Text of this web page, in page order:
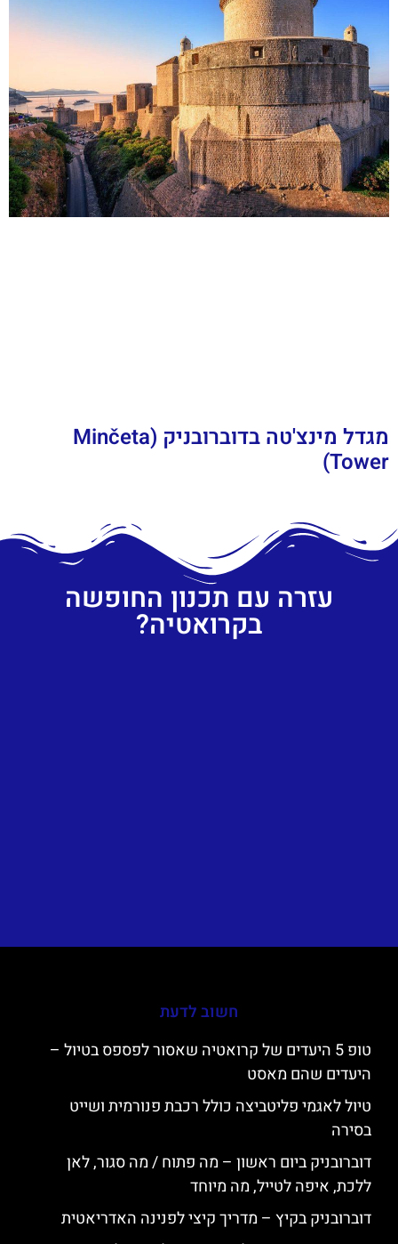
מגדל מינצ'טה בדוברובניק (Minčeta
Tower)
עזרה עם תכנון החופשה
בקרואטיה?
חשוב לדעת
טופ 5 היעדים של קרואטיה שאסור לפספס בטיול –
היעדים שהם מאסט
טיול לאגמי פליטביצה כולל רכבת פנורמית ושייט
בסירה
דוברובניק ביום ראשון – מה פתוח / מה סגור, לאן
ללכת, איפה לטייל, מה מיוחד
דוברובניק בקיץ – מדריך קיצי לפנינה האדריאטית